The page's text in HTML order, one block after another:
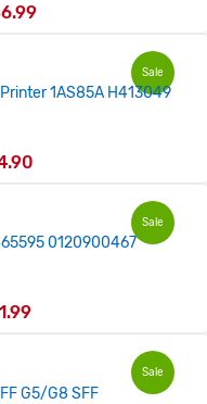
Sale
1AS85A H413049
Sale
0120900467
Sale
G5/G8 SFF